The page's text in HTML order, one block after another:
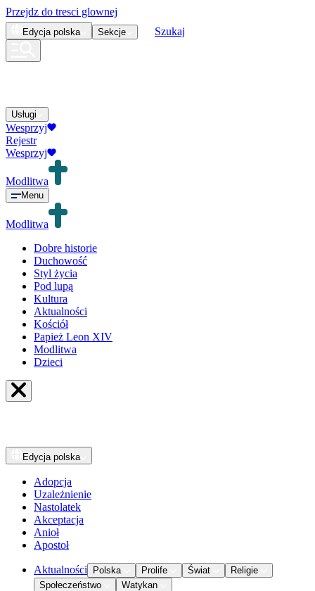
Przejdz do tresci glownej
Edycja polska Sekcje Szukaj
Usługi
Wesprzyj
Rejestr
Wesprzyj
Modlitwa
Menu
Modlitwa
Dobre historie
Duchowość
Styl życia
Pod lupą
Kultura
Aktualności
Kościół
Papież Leon XIV
Modlitwa
Dzieci
Edycja polska
Adopcja
Uzależnienie
Nastolatek
Akceptacja
Anioł
Apostoł
Aktualności Polska Prolife Świat
Religie
Społeczeństwo
Watykan